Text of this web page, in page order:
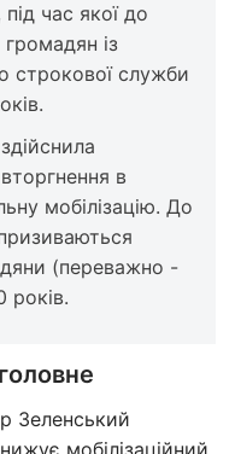
під час якої до
із
строкової служби
в
мобілізацію. До
(переважно -
років.
Зеленський
мобілізаційний